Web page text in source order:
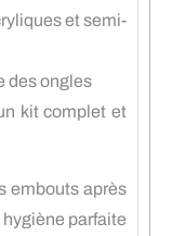
et semi-
des ongles
kit complet et
embouts après
parfaite